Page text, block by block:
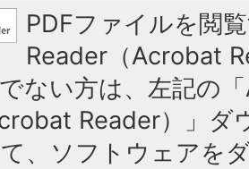
PDFファイルを閲
Reader（Acrobat
ない方は、左記の
Reader）」ダ
、ソフトウェアを